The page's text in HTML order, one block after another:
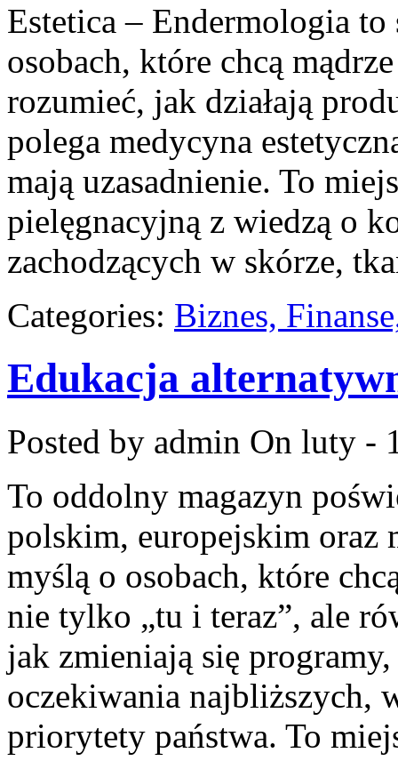
Estetica – Endermologia
osobach, które chcą
rozumieć, jak działają
polega medycyna
mają uzasadnienie. To
pielęgnacyjną z wiedzą o
zachodzących w skórze,
Categories: Biznes,
Edukacja
Posted by admin On luty -
To oddolny magazyn
polskim, europejskim oraz
myślą o osobach, które
nie tylko „tu i teraz”, ale
jak zmieniają się
oczekiwania najbliższych,
priorytety państwa. To